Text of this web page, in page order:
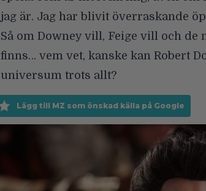
jag är. Jag har blivit överraskande
Så om Downey vill, Feige vill och
finns… vem vet, kanske kan Robert
universum trots allt?
Lägg till MZ som önskad källa på Google